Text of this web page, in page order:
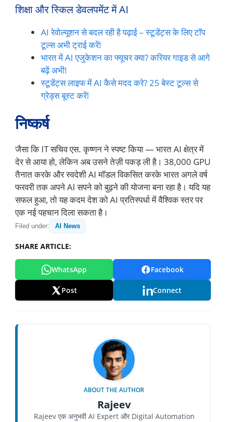
शिक्षा और स्किल डेवलपमेंट में AI
AI रेवोल्यूशन से बदल रही है पढ़ाई – स्टूडेंट्स के लिए टॉप
टूल्स अभी ट्राई करें!
भारत में AI एजुकेशन का फ्यूचर क्या? करियर गाइड से आगे
बढ़ें अभी!
स्टूडेंट्स लाइफ में AI कैसे मदद करे? 25 बेस्ट टूल्स से
ग्रेड्स बूस्ट करें!
निष्कर्ष
जैसा कि IT सचिव एस. कृष्णन ने स्पष्ट किया — भारत AI क्षेत्र में
देर से आया हो, लेकिन अब उसने तेज़ी पकड़ ली है। 38,000 GPU
तैनात करके और स्वदेशी AI मॉडल विकसित करके भारत अगले वर्ष
फरवरी तक अपने AI सपने को बुढ़ने की योजना बना रहा है। यदि यह
सफल हुआ, तो यह कदम देश को AI प्रतिस्पर्धा में वैश्विक स्तर पर
एक नई पहचान दिला सकता है।
Filed under: AI News
SHARE ARTICLE:
WhatsApp Facebook
Post Connect
ABOUT THE AUTHOR
Rajeev
Rajeev एक अनुभवी AI Expert और Digital Automation